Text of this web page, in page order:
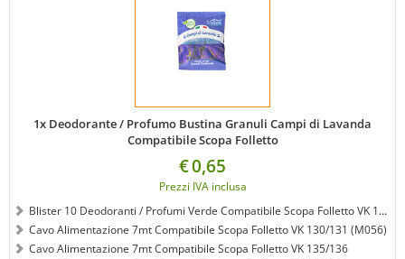
1x Deodorante / Profumo Bustina Granuli Campi di Lavanda
Compatibile Scopa Folletto
€0,65
Prezzi IVA inclusa
Blister 10 Deodoranti / Profumi Verde Compatibile Scopa Folletto VK 120/121/122
Cavo Alimentazione 7mt Compatibile Scopa Folletto VK 130/131 (M056)
Cavo Alimentazione 7mt Compatibile Scopa Folletto VK 135/136